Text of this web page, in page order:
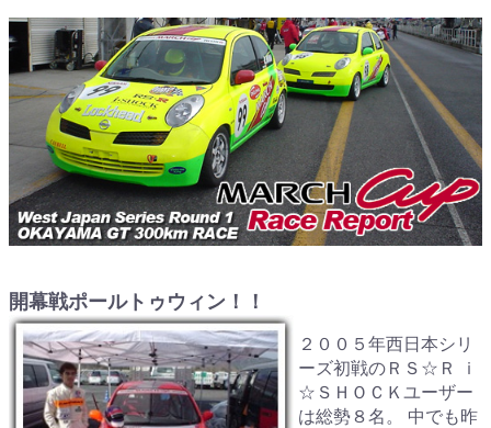
開幕戦ポールトゥウィン！！
２００５年西日本シリ
ーズ初戦のＲＳ☆Ｒ ｉ
☆ＳＨＯＣＫユーザー
は総勢８名。 中でも昨